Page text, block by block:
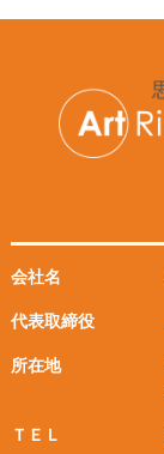
会社名
代表取締役
所在地
ＴＥＬ